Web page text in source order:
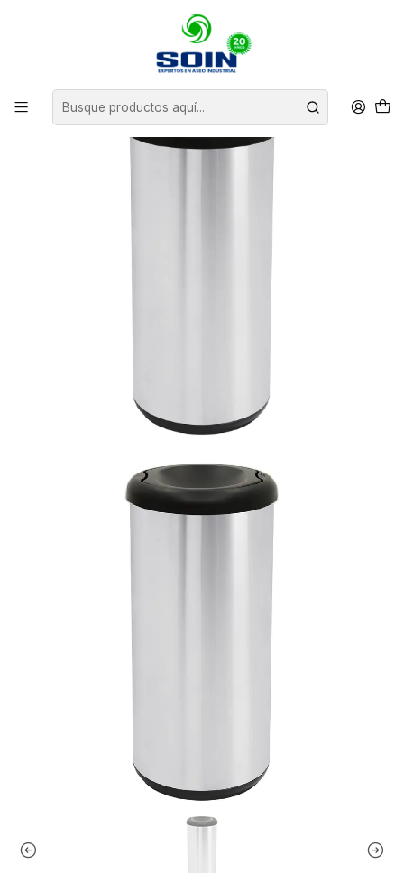
BASUREROS DE ACERO
BASURERO VAIVEN 40 L ACERO ANOX TRAMONTINA